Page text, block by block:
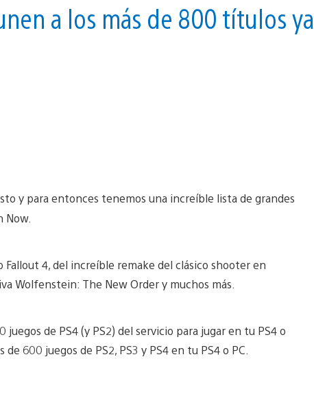
a los más de 800 títulos ya
y para entonces tenemos una increíble lista de grandes
Now.
4, del increíble remake del clásico shooter en
Wolfenstein: The New Order y muchos más.
de PS4 (y PS2) del servicio para jugar en tu PS4 o
600 juegos de PS2, PS3 y PS4 en tu PS4 o PC.